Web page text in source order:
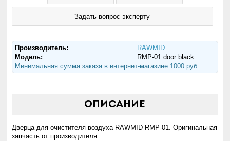
Задать вопрос эксперту
Производитель:
RAWMID
Модель:
RMP-01 door black
Минимальная сумма заказа в интернет-магазине 1000 руб.
Описание
Дверца для очистителя воздуха RAWMID RMP-01. Оригинальная
запчасть от производителя.